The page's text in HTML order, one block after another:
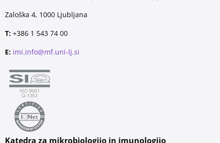
Zaloška 4, 1000 Ljubljana
T: +386 1 543 74 00
E: imi.info@mf.uni-lj.si
Katedra za mikrobiologijo in imunologijo